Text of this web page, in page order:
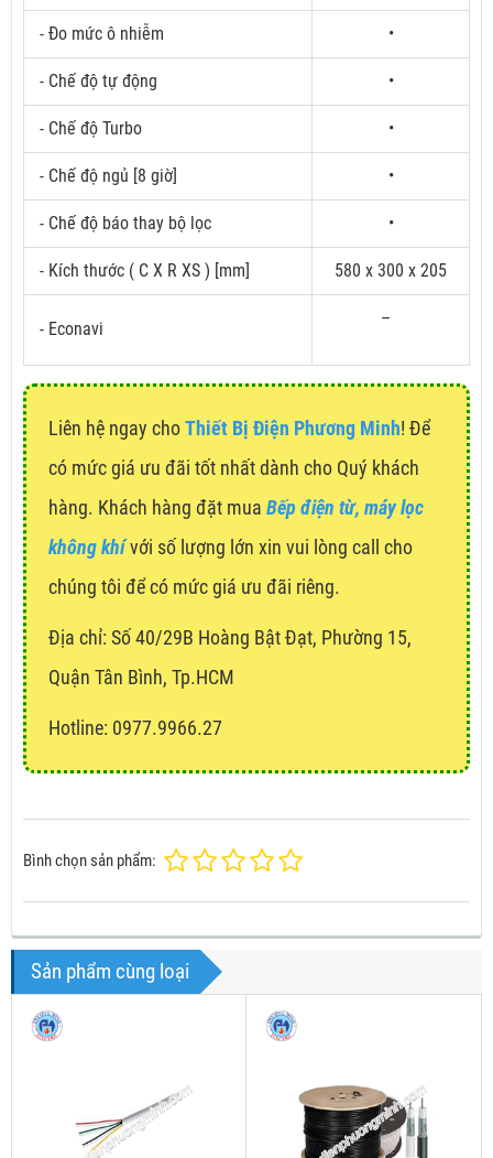
- Đo mức ô nhiễm •
- Chế độ tự động •
- Chế độ Turbo •
- Chế độ ngủ [8 giờ] •
- Chế độ báo thay bộ lọc •
- Kích thước ( C X R XS ) [mm] 580 x 300 x 205
- Econavi
–
Liên hệ ngay choThiết Bị Điện Phương Minh! Để
có mức giá ưu đãi tốt nhất dành cho Quý khách
hàng. Khách hàng đặt mua Bếp điện từ, máy lọc
không khívới số lượng lớn xin vui lòng call cho
chúng tôi để có mức giá ưu đãi riêng.
Địa chỉ: Số 40/29B Hoàng Bật Đạt, Phường 15,
Quận Tân Bình, Tp.HCM
Hotline: 0977.9966.27
Bình chọn sản phẩm:
Sản phẩm cùng loại